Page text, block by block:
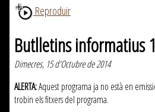
Reproduir
Butlletins informatius
Dimecres, 15 d'Octubre de 2014
ALERTA:Aquest programa ja no està en
trobin els fitxers del programa.